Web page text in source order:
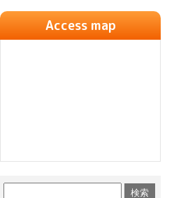
Access map